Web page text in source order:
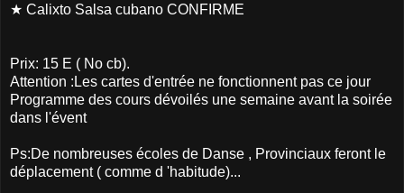
★ Calixto Salsa cubano CONFIRME
Prix: 15 E ( No cb).
Attention :Les cartes d'entrée ne fonctionnent pas ce jour
Programme des cours dévoilés une semaine avant la soirée
dans l'évent
Ps:De nombreuses écoles de Danse , Provinciaux feront le
déplacement ( comme d 'habitude)...